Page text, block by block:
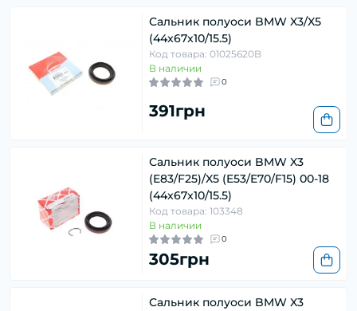
Сальник полуоси BMW X3/X5
(44x67x10/15.5)
Код товара: 01025620B
В наличии
0
391грн
Сальник полуоси BMW X3
(E83/F25)/X5 (E53/E70/F15) 00-18
(44x67x10/15.5)
Код товара: 103348
В наличии
0
305грн
Сальник полуоси BMW X3